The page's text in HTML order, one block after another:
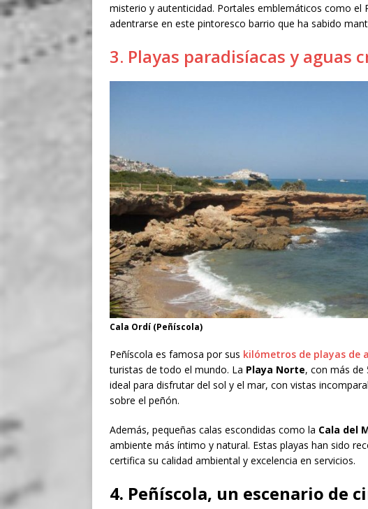
misterio y autenticidad. Portales emblemáticos como el
adentrarse en este pintoresco barrio que ha sabido
3. Playas paradisíacas y aguas
Cala Ordí (Peñíscola)
Peñíscola es famosa por sus kilómetros de playas de
turistas de todo el mundo. La Playa Norte, con más de
ideal para disfrutar del sol y el mar, con vistas
sobre el peñón.
Además, pequeñas calas escondidas como la Cala del
ambiente más íntimo y natural. Estas playas han sido
certifica su calidad ambiental y excelencia en servicios.
4. Peñíscola, un escenario de